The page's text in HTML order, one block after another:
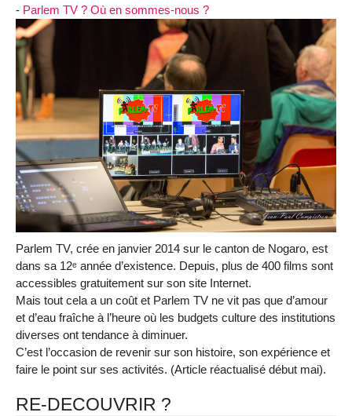
- Parlem TV ? Où en sommes-nous ?
Parlem TV, crée en janvier 2014 sur le canton de Nogaro, est
dans sa 12ᵉ année d’existence. Depuis, plus de 400 films sont
accessibles gratuitement sur son site Internet.
Mais tout cela a un coût et Parlem TV ne vit pas que d’amour
et d’eau fraîche à l’heure où les budgets culture des institutions
diverses ont tendance à diminuer.
C’est l’occasion de revenir sur son histoire, son expérience et
faire le point sur ses activités. (Article réactualisé début mai).
RE-DECOUVRIR ?